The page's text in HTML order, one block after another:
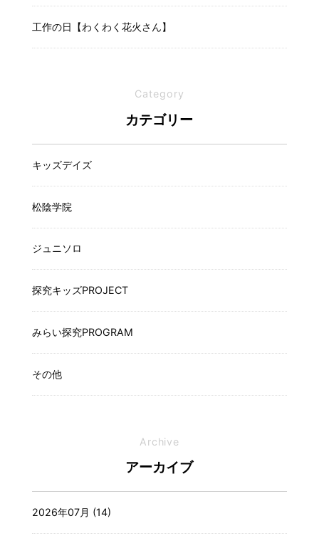
工作の日【わくわく花火さん】
Category
カテゴリー
キッズデイズ
松陰学院
ジュニソロ
探究キッズPROJECT
みらい探究PROGRAM
その他
Archive
アーカイブ
2026年07月 (14)